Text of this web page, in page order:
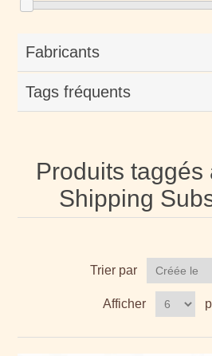
Fabricants
Tags fréquents
Produits taggés
Shipping
Trier par
Afficher